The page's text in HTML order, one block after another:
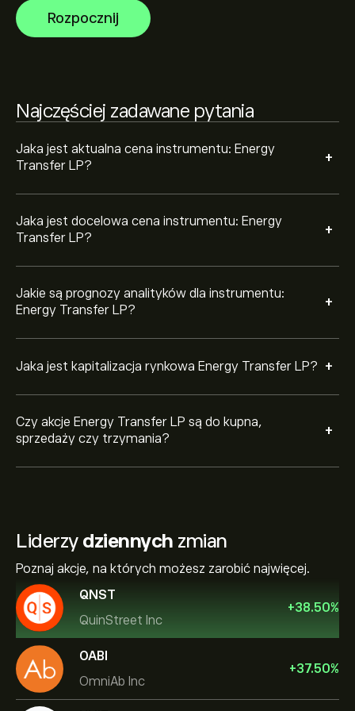
Rozpocznij
Najczęściej zadawane pytania
Jaka jest aktualna cena instrumentu: Energy
Transfer LP?
+
Jaka jest docelowa cena instrumentu: Energy
Transfer LP?
+
Jakie są prognozy analityków dla instrumentu:
Energy Transfer LP?
+
finansowe i przewidywany wzrost. Sprawdź najnowsze
prognozy dotyczące przyszłych ruchów cen.
Jaka jest kapitalizacja rynkowa Energy Transfer LP? +
Kapitalizacja rynkowa Energy Transfer LP wynosi (Dane
Czy akcje Energy Transfer LP są do kupna,
sprzedaży czy trzymania?
+
ET z ostatnich 3 miesięcy, ogólny konsensus to Mocny
Liderzy dziennych zmian
Poznaj akcje, na których możesz zarobić najwięcej.
QNST
QuinStreet Inc
+38.50%
OABI
OmniAb Inc
+37.50%